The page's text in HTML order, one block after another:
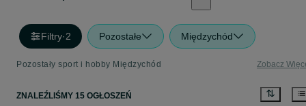
Filtry·2 Pozostałe Międzychód
Pozostały sport i hobby Międzychód Zobacz
ZNALEŹLIŚMY 15 OGŁOSZEŃ